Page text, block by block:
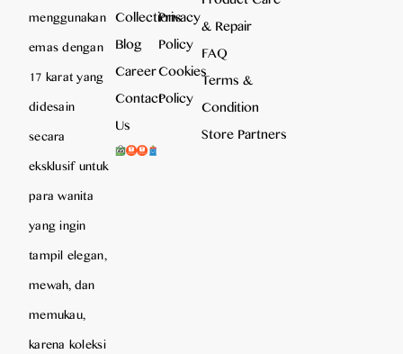
menggunakan
emas dengan
17 karat yang
didesain
secara
eksklusif untuk
para wanita
yang ingin
tampil elegan,
mewah, dan
memukau,
karena koleksi
Collections
Blog
Career
Contact
Us
Privacy
Policy
Cookies
Policy
& Repair
FAQ
Terms &
Condition
Store Partners